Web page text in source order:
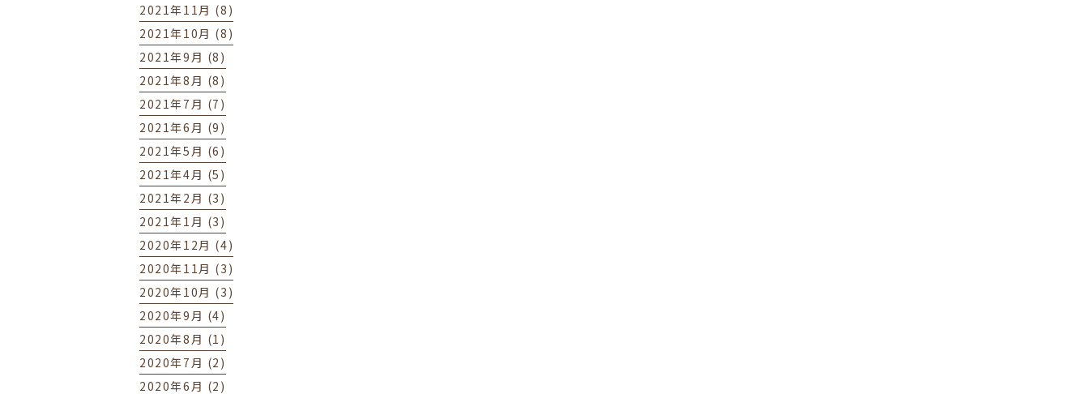
2021年11月 (8)
2021年10月 (8)
2021年9月 (8)
2021年8月 (8)
2021年7月 (7)
2021年6月 (9)
2021年5月 (6)
2021年4月 (5)
2021年2月 (3)
2021年1月 (3)
2020年12月 (4)
2020年11月 (3)
2020年10月 (3)
2020年9月 (4)
2020年8月 (1)
2020年7月 (2)
2020年6月 (2)